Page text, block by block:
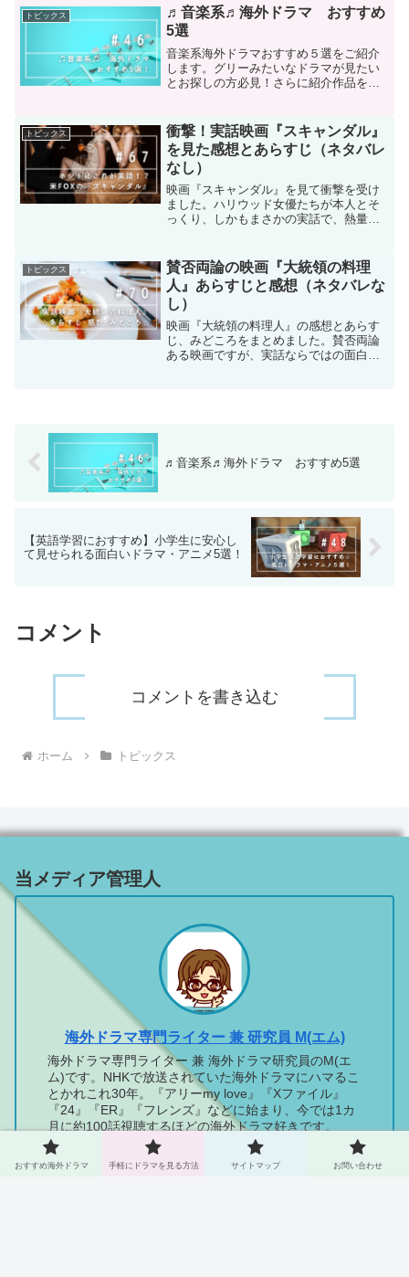
ヴァンクリーフ＆アーペルのアルハンブ
ラについてまとめました。ぜひあなたの
欲しいアルハンブラを見つけてくださ
い。
トピックス
♬音楽系♬海外ドラマ おすすめ
5選
音楽系海外ドラマおすすめ５選をご紹介
します。グリーみたいなドラマが見たい
とお探しの方必見！さらに紹介作品をお
トピックス
衝撃！実話映画『スキャンダル』
を見た感想とあらすじ（ネタバレ
なし）
映画『スキャンダル』を見て衝撃を受け
ました。ハリウッド女優たちが本人とそ
っくり、しかもまさかの実話で、熱量の
まとめました。
トピックス
賛否両論の映画『大統領の料理
人』あらすじと感想（ネタバレな
し）
映画『大統領の料理人』の感想とあらす
じ、みどころをまとめました。賛否両論
ある映画ですが、実話ならではの面白さ
♬音楽系♬海外ドラマ おすすめ5選
【英語学習におすすめ】小学生に安心し
て見せられる面白いドラマ・アニメ5選！
コメント
コメントを書き込む
ホーム トピックス
当メディア管理人
海外ドラマ専門ライター 兼 研究員 M(エム)
海外ドラマ専門ライター 兼 海外ドラマ研究員のM(エ
ム)です。NHKで放送されていた海外ドラマにハマるこ
とかれこれ30年。『アリーmy love』『Xファイル』
『24』『ER』『フレンズ』などに始まり、今では1カ
月に約100話視聴するほどの海外ドラマ好きです。
DVDレンタルを脱却し、最近では苦手だった動画配信
サービスを使えるまでに成長！快適な海外ドラマライ
おすすめ海外ドラマ 手軽にドラマを見る方法 サイトマップ お問い合わせ